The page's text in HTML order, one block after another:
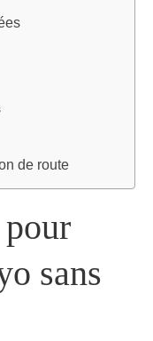
de route
sans